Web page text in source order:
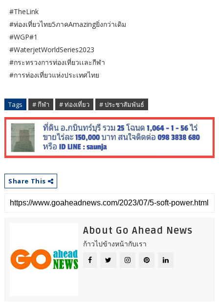
#TheLink
#ท่องเที่ยวไทย5ภาคAmazingยิ่งกว่าเดิม
#WGP#1
#WaterjetWorldSeries2023
#กระทรวงการท่องเที่ยวเเละกีฬา
#การท่องเที่ยวแห่งประเทศไทย
Tags # กีฬา # ท่องเที่ยว # ประชาสัมพันธ์
Share This
About Go Ahead News
ก้าวไปข้างหน้ากับเรา